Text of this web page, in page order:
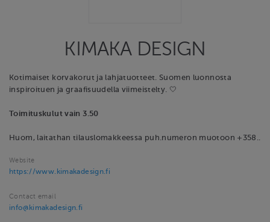
KIMAKA DESIGN
Kotimaiset korvakorut ja lahjatuotteet. Suomen luonnosta
inspiroituen ja graafisuudella viimeistelty. 🤍
Toimituskulut vain 3.50
Huom, laitathan tilauslomakkeessa puh.numeron muotoon +358..
Website
https://www.kimakadesign.fi
Contact email
info@kimakadesign.fi